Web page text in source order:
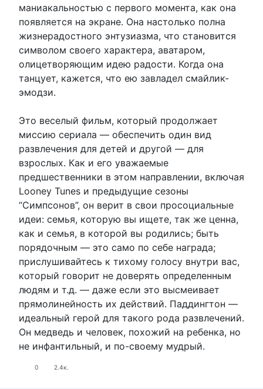
маниакальностью с первого момента, как она
появляется на экране. Она настолько полна
жизнерадостного энтузиазма, что становится
символом своего характера, аватаром,
олицетворяющим идею радости. Когда она
танцует, кажется, что ею завладел смайлик-
эмодзи.
Это веселый фильм, который продолжает
миссию сериала — обеспечить один вид
развлечения для детей и другой — для
взрослых. Как и его уважаемые
предшественники в этом направлении, включая
Looney Tunes и предыдущие сезоны
“Симпсонов”, он верит в свои просоциальные
идеи: семья, которую вы ищете, так же ценна,
как и семья, в которой вы родились; быть
порядочным — это само по себе награда;
прислушивайтесь к тихому голосу внутри вас,
который говорит не доверять определенным
людям и т.д. — даже если это высмеивает
прямолинейность их действий. Паддингтон —
идеальный герой для такого рода развлечений.
Он медведь и человек, похожий на ребенка, но
не инфантильный, и по-своему мудрый.
0 2.4к.